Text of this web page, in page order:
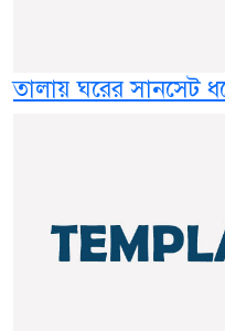
তালায় ঘরের সানসেট